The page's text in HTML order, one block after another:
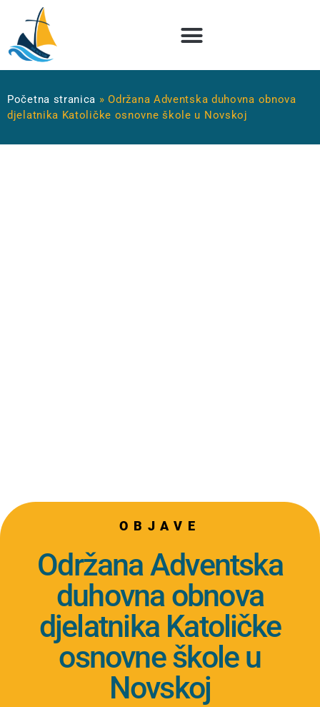
Početna stranica »Održana Adventska duhovna obnova
djelatnika Katoličke osnovne škole u Novskoj
OBJAVE
Održana Adventska
duhovna obnova
djelatnika Katoličke
osnovne škole u
Novskoj